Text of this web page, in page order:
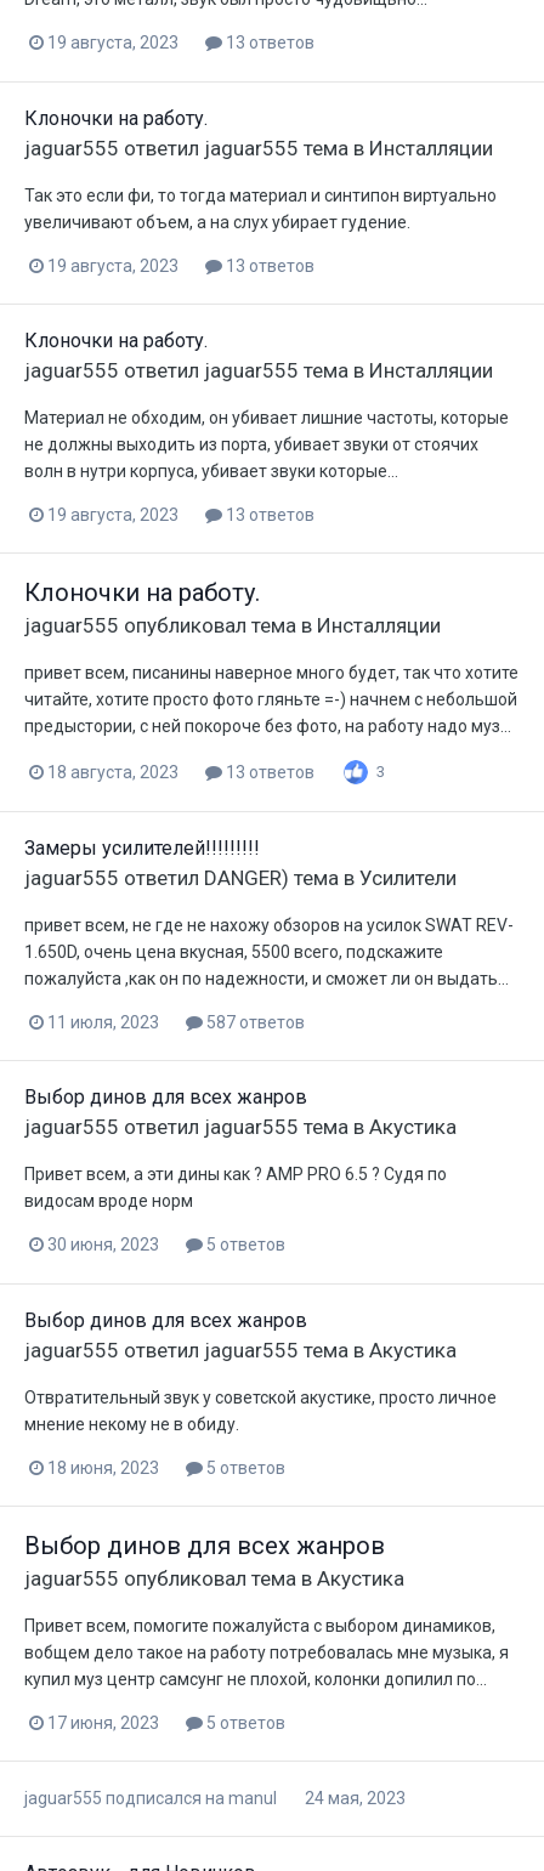
19 августа, 2023 13 ответов
Клоночки на работу.
jaguar555 ответил jaguar555 тема в Инсталляции
Так это если фи, то тогда материал и синтипон виртуально
увеличивают объем, а на слух убирает гудение.
19 августа, 2023 13 ответов
Клоночки на работу.
jaguar555 ответил jaguar555 тема в Инсталляции
Материал не обходим, он убивает лишние частоты, которые
не должны выходить из порта, убивает звуки от стоячих
волн в нутри корпуса, убивает звуки которые...
19 августа, 2023 13 ответов
Клоночки на работу.
jaguar555 опубликовал тема в Инсталляции
привет всем, писанины наверное много будет, так что хотите
читайте, хотите просто фото гляньте =-) начнем с небольшой
предыстории, с ней покороче без фото, на работу надо муз...
18 августа, 2023 13 ответов 3
Замеры усилителей!!!!!!!!!
jaguar555 ответил DANGER) тема в Усилители
привет всем, не где не нахожу обзоров на усилок SWAT REV-
1.650D, очень цена вкусная, 5500 всего, подскажите
пожалуйста ,как он по надежности, и сможет ли он выдать...
11 июля, 2023 587 ответов
Выбор динов для всех жанров
jaguar555 ответил jaguar555 тема в Акустика
Привет всем, а эти дины как ? AMP PRO 6.5 ? Судя по
видосам вроде норм
30 июня, 2023 5 ответов
Выбор динов для всех жанров
jaguar555 ответил jaguar555 тема в Акустика
Отвратительный звук у советской акустике, просто личное
мнение некому не в обиду.
18 июня, 2023 5 ответов
Выбор динов для всех жанров
jaguar555 опубликовал тема в Акустика
Привет всем, помогите пожалуйста с выбором динамиков,
вобщем дело такое на работу потребовалась мне музыка, я
купил муз центр самсунг не плохой, колонки допилил по...
17 июня, 2023 5 ответов
jaguar555 подписался на manul 24 мая, 2023